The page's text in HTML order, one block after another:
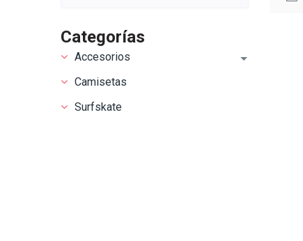
Categorías
Accesorios
Camisetas
Surfskate